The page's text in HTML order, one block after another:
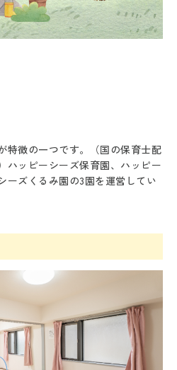
特徴の一つです。（国の保育士配
ハッピーシーズ保育園、ハッピー
ーズくるみ園の3園を運営してい